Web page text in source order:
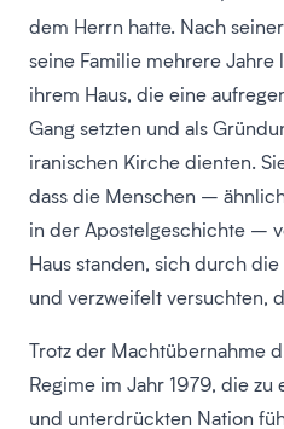
dem Herrn hatte. Nach
seine Familie mehrere Jahre
ihrem Haus, die eine
Gang setzten und als
iranischen Kirche dienten.
dass die Menschen –
in der Apostelgeschichte –
Haus standen, sich durch
und verzweifelt versuchten,
Trotz der Machtübernahme
Regime im Jahr 1979, die
und unterdrückten Nation